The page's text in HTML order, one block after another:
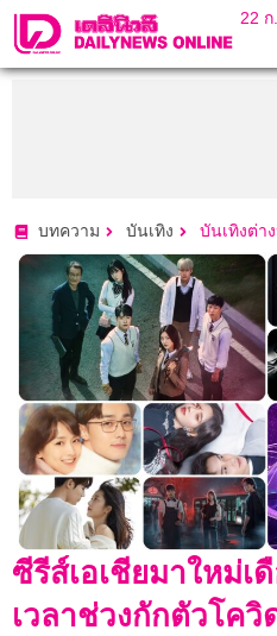
22
บทความ บันเทิง บันเทิงต่า
ซีรีส์เอเชียมาใหม่
เวลาช่วงกักตัวโควิ